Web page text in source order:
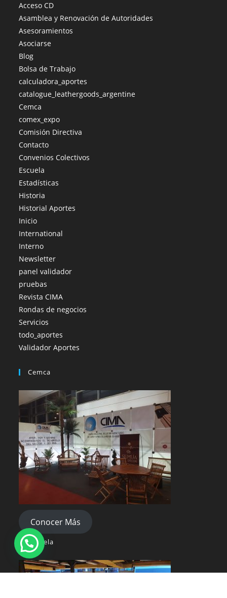
Acceso CD
Asamblea y Renovación de Autoridades
Asesoramientos
Asociarse
Blog
Bolsa de Trabajo
calculadora_aportes
catalogue_leathergoods_argentine
Cemca
comex_expo
Comisión Directiva
Contacto
Convenios Colectivos
Escuela
Estadísticas
Historia
Historial Aportes
Inicio
International
Interno
Newsletter
panel validador
pruebas
Revista CIMA
Rondas de negocios
Servicios
todo_aportes
Validador Aportes
Cemca
Conocer Más
Escuela